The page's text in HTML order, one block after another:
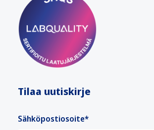
Tilaa uutiskirje
Sähköpostiosoite*